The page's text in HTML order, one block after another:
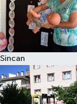
Sincan